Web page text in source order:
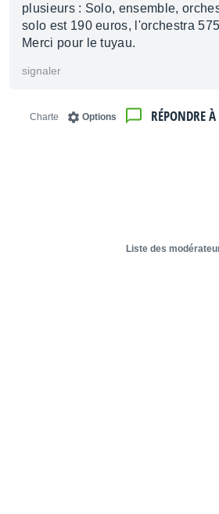
plusieurs : Solo, ensemble,
solo est 190 euros, l'orchestra
Merci pour le tuyau.
signaler
RÉPONDRE À
Options
Charte
Liste des